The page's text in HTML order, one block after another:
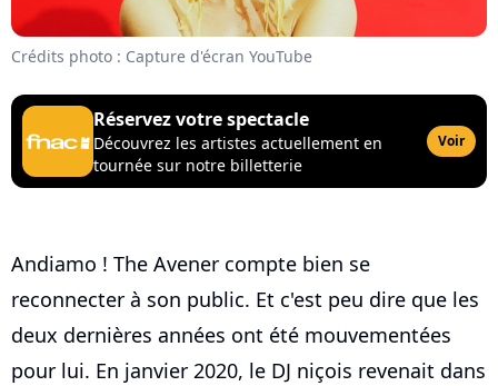
Crédits photo : Capture d'écran YouTube
Réservez votre spectacle
Découvrez les artistes actuellement en
tournée sur notre billetterie
Voir
Andiamo ! The Avener compte bien se
reconnecter à son public. Et c'est peu dire que les
deux dernières années ont été mouvementées
pour lui. En janvier 2020, le DJ niçois revenait dans